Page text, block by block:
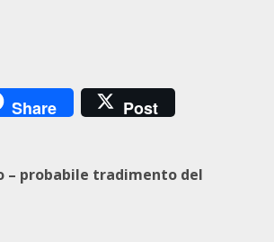
Share Post
– probabile tradimento del